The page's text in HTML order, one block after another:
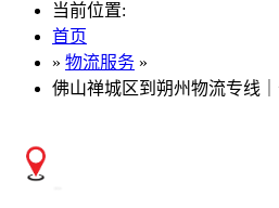
当前位置:
首页
» 物流服务 »
佛山禅城区到朔州物流专线